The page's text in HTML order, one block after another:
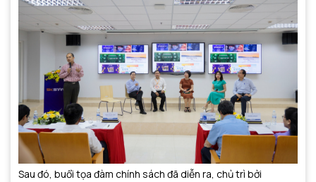
Sau đó, buổi tọa đàm chính sách đã diễn ra, chủ trì bởi